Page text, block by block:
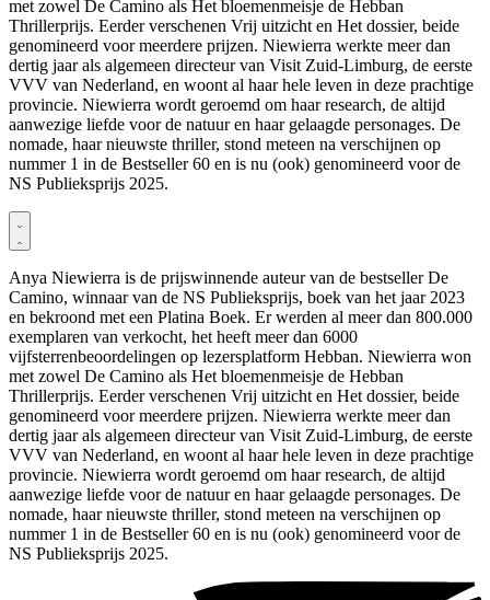
met zowel De Camino als Het bloemenmeisje de Hebban
Thrillerprijs. Eerder verschenen Vrij uitzicht en Het dossier, beide
genomineerd voor meerdere prijzen. Niewierra werkte meer dan
dertig jaar als algemeen directeur van Visit Zuid-Limburg, de eerste
VVV van Nederland, en woont al haar hele leven in deze prachtige
provincie. Niewierra wordt geroemd om haar research, de altijd
aanwezige liefde voor de natuur en haar gelaagde personages. De
nomade, haar nieuwste thriller, stond meteen na verschijnen op
nummer 1 in de Bestseller 60 en is nu (ook) genomineerd voor de
NS Publieksprijs 2025.
Anya Niewierra is de prijswinnende auteur van de bestseller De
Camino, winnaar van de NS Publieksprijs, boek van het jaar 2023
en bekroond met een Platina Boek. Er werden al meer dan 800.000
exemplaren van verkocht, het heeft meer dan 6000
vijfsterrenbeoordelingen op lezersplatform Hebban. Niewierra won
met zowel De Camino als Het bloemenmeisje de Hebban
Thrillerprijs. Eerder verschenen Vrij uitzicht en Het dossier, beide
genomineerd voor meerdere prijzen. Niewierra werkte meer dan
dertig jaar als algemeen directeur van Visit Zuid-Limburg, de eerste
VVV van Nederland, en woont al haar hele leven in deze prachtige
provincie. Niewierra wordt geroemd om haar research, de altijd
aanwezige liefde voor de natuur en haar gelaagde personages. De
nomade, haar nieuwste thriller, stond meteen na verschijnen op
nummer 1 in de Bestseller 60 en is nu (ook) genomineerd voor de
NS Publieksprijs 2025.